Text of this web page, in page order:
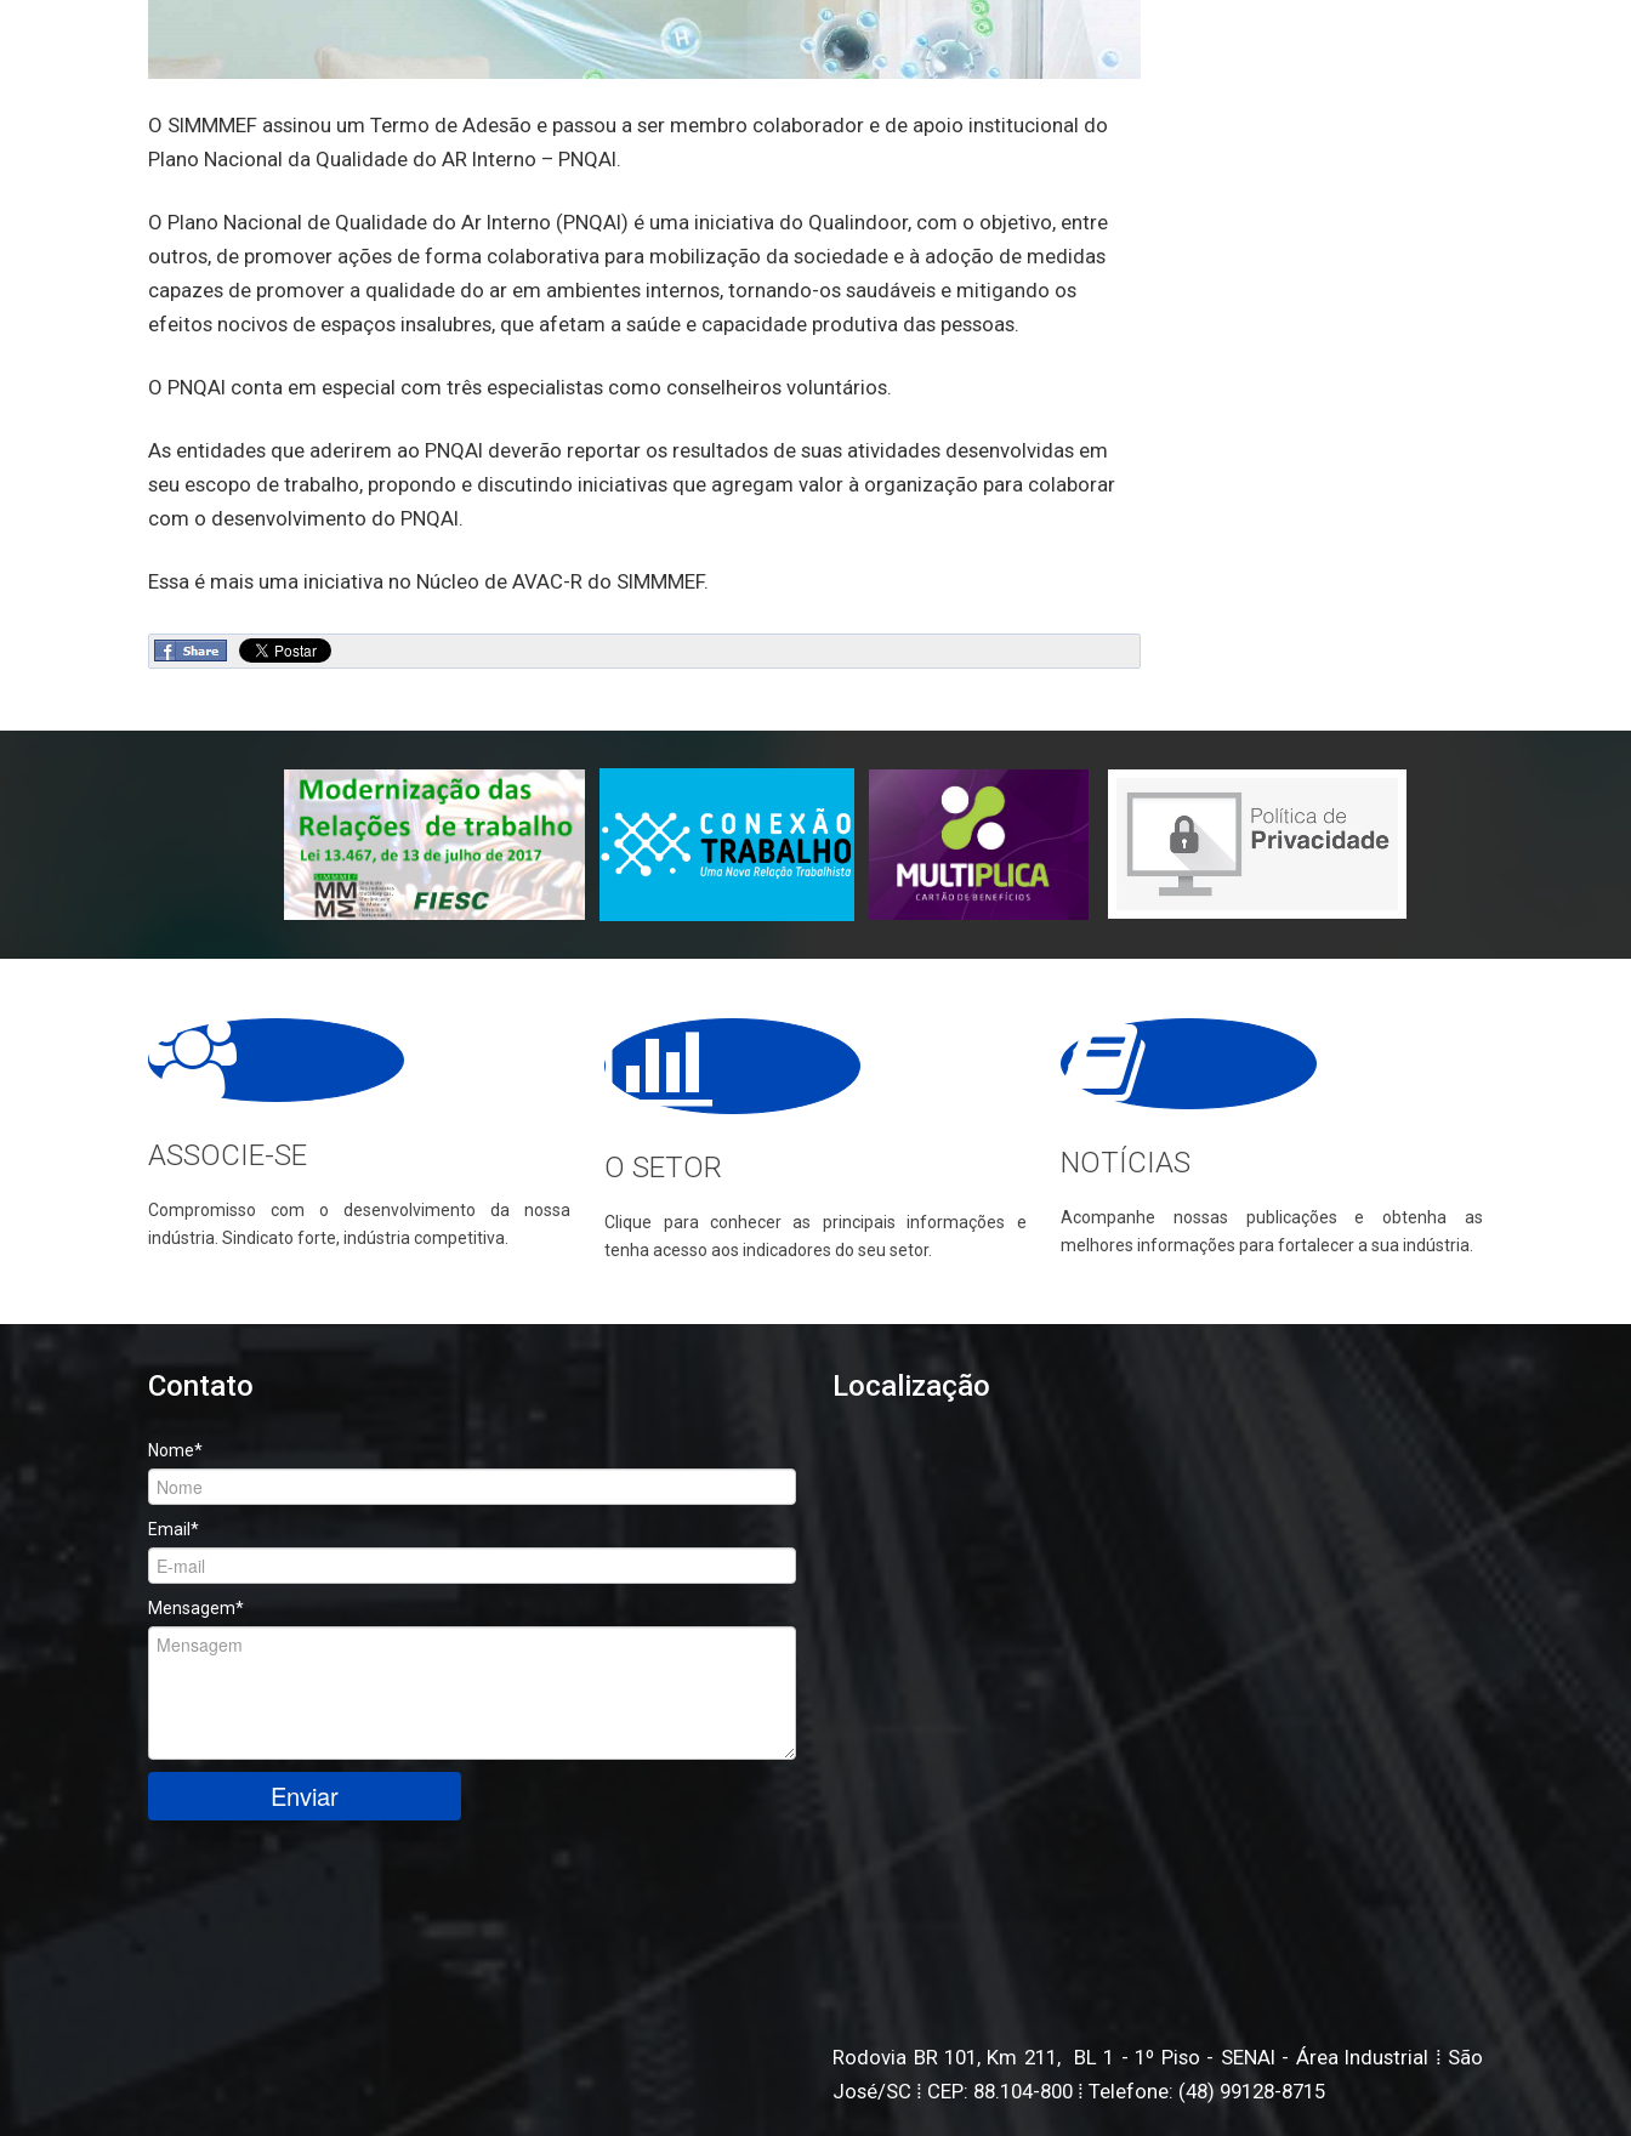
O SIMMMEF assinou um Termo de Adesão e passou a ser membro colaborador e de apoio institucional do
Plano Nacional da Qualidade do AR Interno – PNQAI.
O Plano Nacional de Qualidade do Ar Interno (PNQAI) é uma iniciativa do Qualindoor, com o objetivo, entre
outros, de promover ações de forma colaborativa para mobilização da sociedade e à adoção de medidas
capazes de promover a qualidade do ar em ambientes internos, tornando-os saudáveis e mitigando os
efeitos nocivos de espaços insalubres, que afetam a saúde e capacidade produtiva das pessoas.
O PNQAI conta em especial com três especialistas como conselheiros voluntários.
As entidades que aderirem ao PNQAI deverão reportar os resultados de suas atividades desenvolvidas em
seu escopo de trabalho, propondo e discutindo iniciativas que agregam valor à organização para colaborar
com o desenvolvimento do PNQAI.
Essa é mais uma iniciativa no Núcleo de AVAC-R do SIMMMEF.
ASSOCIE-SE
Compromisso com o desenvolvimento da nossa
indústria. Sindicato forte, indústria competitiva.
O SETOR
Clique para conhecer as principais informações e
tenha acesso aos indicadores do seu setor.
NOTÍCIAS
Acompanhe nossas publicações e obtenha as
melhores informações para fortalecer a sua indústria.
Contato
Nome*
Email*
Mensagem*
Enviar
Localização
Rodovia BR 101, Km 211, BL 1 - 1º Piso - SENAI - Área Industrial ⁞ São
José/SC ⁞ CEP: 88.104-800 ⁞ Telefone: (48) 99128-8715